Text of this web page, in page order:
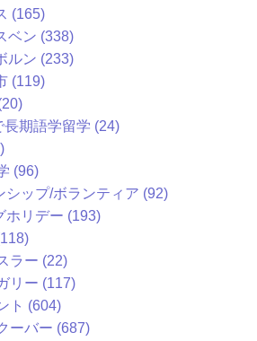
(165)
ベン (338)
ルン (233)
(119)
期語学留学 (24)
(96)
シップ/ボランティア (92)
ホリデー (193)
ラー (22)
リー (117)
ト (604)
ーバー (687)